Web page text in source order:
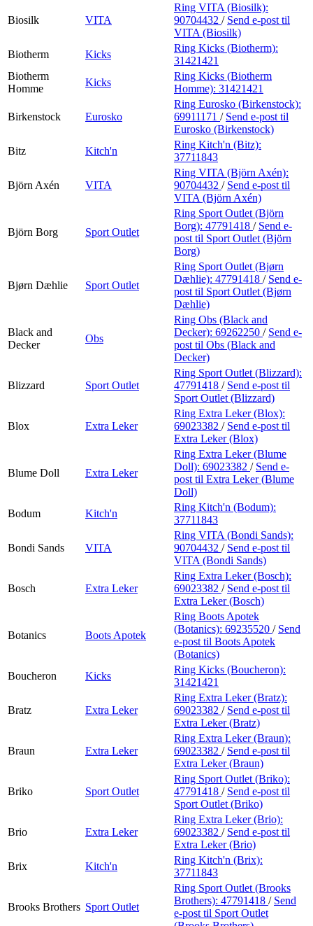
Biosilk VITA
Ring VITA (Biosilk):
90704432 / Send e-post til
VITA (Biosilk)
Biotherm
Kicks
Ring Kicks (Biotherm):
31421421
Biotherm
Homme
Kicks
Ring Kicks (Biotherm
Homme): 31421421
Birkenstock Eurosko
Ring Eurosko (Birkenstock):
69911171 / Send e-post til
Eurosko (Birkenstock)
Bitz
Kitch'n
Ring Kitch'n (Bitz):
37711843
Björn Axén VITA
Ring VITA (Björn Axén):
90704432 / Send e-post til
VITA (Björn Axén)
Björn Borg Sport Outlet
Ring Sport Outlet (Björn
Borg): 47791418 / Send e-
post til Sport Outlet (Björn
Borg)
Bjørn Dæhlie Sport Outlet
Ring Sport Outlet (Bjørn
Dæhlie): 47791418 / Send e-
post til Sport Outlet (Bjørn
Dæhlie)
Black and
Decker
Obs
Ring Obs (Black and
Decker): 69262250 / Send e-
post til Obs (Black and
Decker)
Blizzard Sport Outlet
Ring Sport Outlet (Blizzard):
47791418 / Send e-post til
Sport Outlet (Blizzard)
Blox Extra Leker
Ring Extra Leker (Blox):
69023382 / Send e-post til
Extra Leker (Blox)
Blume Doll Extra Leker
Ring Extra Leker (Blume
Doll): 69023382 / Send e-
post til Extra Leker (Blume
Doll)
Bodum
Kitch'n
Ring Kitch'n (Bodum):
37711843
Bondi Sands VITA
Ring VITA (Bondi Sands):
90704432 / Send e-post til
VITA (Bondi Sands)
Bosch Extra Leker
Ring Extra Leker (Bosch):
69023382 / Send e-post til
Extra Leker (Bosch)
Botanics Boots Apotek
Ring Boots Apotek
(Botanics): 69235520 / Send
e-post til Boots Apotek
(Botanics)
Boucheron
Kicks
Ring Kicks (Boucheron):
31421421
Bratz Extra Leker
Ring Extra Leker (Bratz):
69023382 / Send e-post til
Extra Leker (Bratz)
Braun Extra Leker
Ring Extra Leker (Braun):
69023382 / Send e-post til
Extra Leker (Braun)
Briko Sport Outlet
Ring Sport Outlet (Briko):
47791418 / Send e-post til
Sport Outlet (Briko)
Brio Extra Leker
Ring Extra Leker (Brio):
69023382 / Send e-post til
Extra Leker (Brio)
Brix
Kitch'n
Ring Kitch'n (Brix):
37711843
Brooks Brothers Sport Outlet
Ring Sport Outlet (Brooks
Brothers): 47791418 / Send
e-post til Sport Outlet